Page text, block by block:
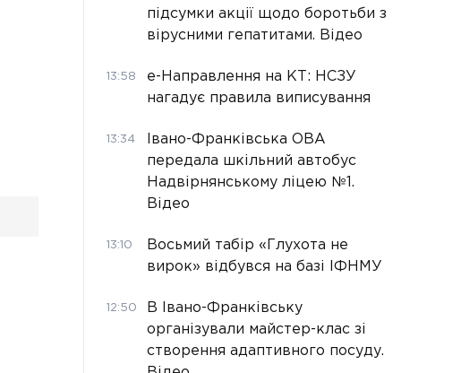
підсумки акції щодо боротьби з
вірусними гепатитами. Відео
13:58
е-Направлення на КТ: НСЗУ
нагадує правила виписування
13:34
Івано-Франківська ОВА
передала шкільний автобус
Надвірнянському ліцею №1.
Відео
13:10
Восьмий табір «Глухота не
вирок» відбувся на базі ІФНМУ
12:50
В Івано-Франківську
організували майстер-клас зі
створення адаптивного посуду.